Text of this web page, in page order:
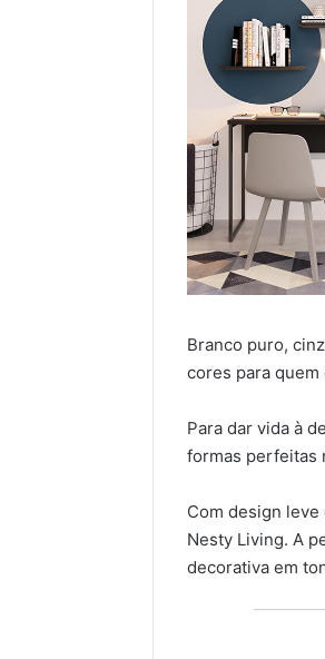
Branco puro,
cores para
Para dar vida à
formas perfeitas
Com design
Nesty Living. A
decorativa em